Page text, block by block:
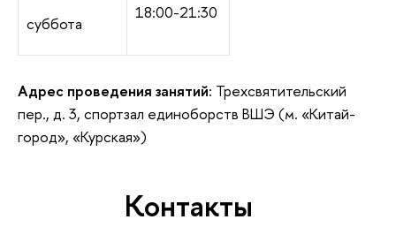
суббота
18:00-21:30
Адрес проведения занятий: Трехсвятительский
пер., д. 3, спортзал единоборств ВШЭ (м. «Китай-
город», «Курская»)
Контакты